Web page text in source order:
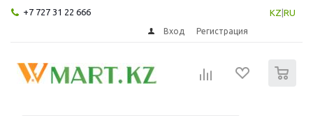
+7 727 31 22 666 KZ RU
Вход Регистрация